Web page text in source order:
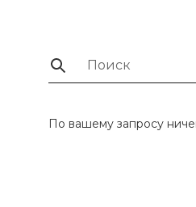
По вашему запросу